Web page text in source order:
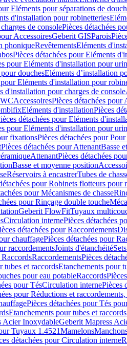
Eléments pour séparations de
d'installation pour robinetteries
de consolePièces détachées
AccessoiresGeberit GISParois
phoniqueRevêtementsEléments
Pièces détachées pour Eléments
pour Eléments d'installation pour
douchesEléments d’installation
pour Eléments d'installation pour
d'installation pour charges de console
AccessoiresPièces détachées pour
Eléments d'installationPièces
détachées pour Eléments
pour Eléments d'installation pour
fixationsPièces détachées pour
Pièces détachées pour AttenantBasse
AttenantPièces détachées
Basse et moyenne position
Réservoirs à encastrerTubes de
pour Robinets flotteurs pour
pour Mécanismes de chasse
pour Rinçage double touche
Geberit FlowFitTuyaux
Circulation internePièces détachées
détachées pour Raccordements
chauffagePièces détachées pour
raccordementsJoints d'étanchéité
RaccordsRaccordementsPièces
tubes et raccordsEtanchements pour
pour eau potableRaccords
pour TésCirculation internePièces
pour Réductions et
Pièces détachées pour Tés
Etanchements pour tubes et raccords
Acier InoxydableGeberit Mapress
Tuyaux 1.4521Mamelons
détachées pour Circulation interne